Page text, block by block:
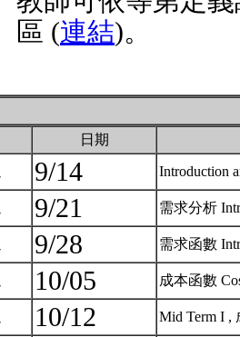
區 (連結)。
日期
9/14 Introduction
9/21 需求分析
9/28 需求函數
10/05 成本函數
10/12 Mid Term I ,